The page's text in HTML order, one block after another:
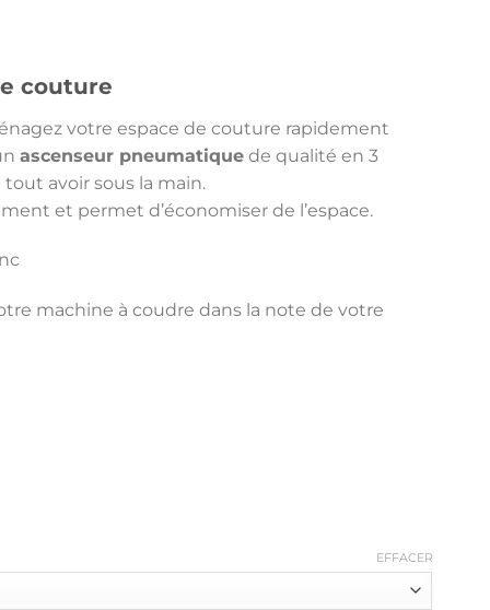
couture
votre espace de couture rapidement
ascenseur pneumatique de qualité en 3
avoir sous la main.
et permet d’économiser de l’espace.
machine à coudre dans la note de votre
EFFACER